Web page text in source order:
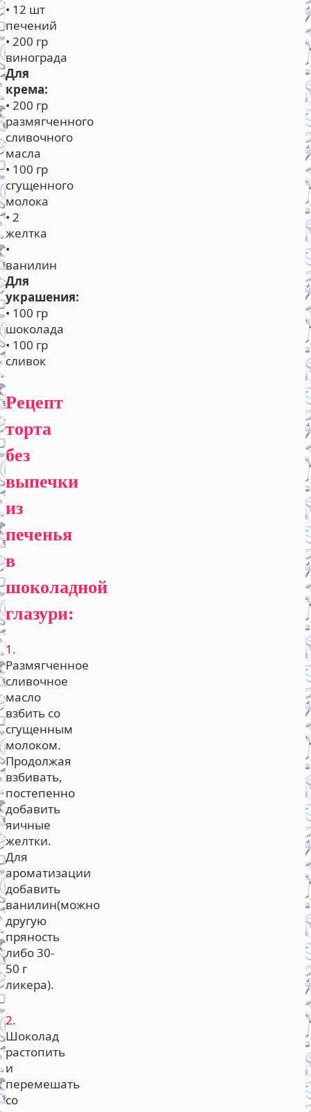
• 12 шт
печений
• 200 гр
винограда
Для
крема:
• 200 гр
размягченного
сливочного
масла
• 100 гр
сгущенного
молока
• 2
желтка
•
ванилин
Для
украшения:
• 100 гр
шоколада
• 100 гр
сливок
Рецепт
торта
без
выпечки
из
печенья
в
шоколадной
глазури:
1.
Размягченное
сливочное
масло
взбить со
сгущенным
молоком.
Продолжая
взбивать,
постепенно
добавить
яичные
желтки.
Для
ароматизации
добавить
ванилин(можно
другую
пряность
либо 30-
50 г
ликера).
2.
Шоколад
растопить
и
перемешать
со